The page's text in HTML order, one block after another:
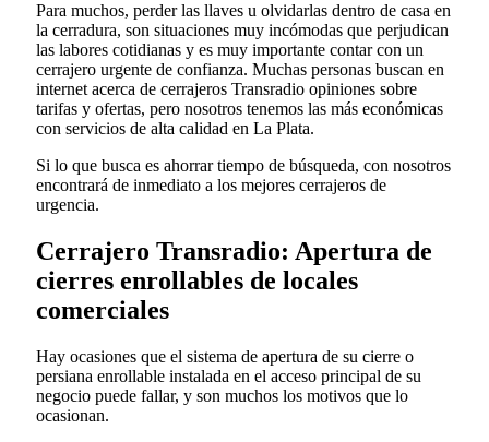
Para muchos, perder las llaves u olvidarlas dentro de casa en
la cerradura, son situaciones muy incómodas que perjudican
las labores cotidianas y es muy importante contar con un
cerrajero urgente de confianza. Muchas personas buscan en
internet acerca de cerrajeros Transradio opiniones sobre
tarifas y ofertas, pero nosotros tenemos las más económicas
con servicios de alta calidad en La Plata.
Si lo que busca es ahorrar tiempo de búsqueda, con nosotros
encontrará de inmediato a los mejores cerrajeros de
urgencia.
Cerrajero Transradio: Apertura de
cierres enrollables de locales
comerciales
Hay ocasiones que el sistema de apertura de su cierre o
persiana enrollable instalada en el acceso principal de su
negocio puede fallar, y son muchos los motivos que lo
ocasionan.